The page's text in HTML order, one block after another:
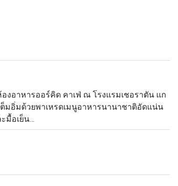
อาหารออร์คิด คาเฟ่ ณ โรงแรมเชอราตัน แก
มอิ่มด้วยพาเหรดเมนูอาหารนานาชาติอัดแน่น
มื้อเย็น
มอาหารอิตาเลียนและแอนติปาสติ อาหารไทย
เมี่ยม พร้อมของหวานหลากชนิด และบรรดา